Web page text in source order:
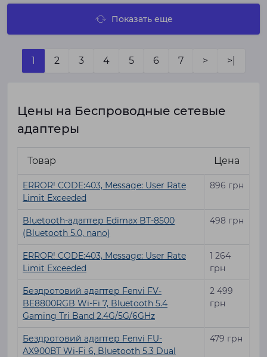
Показать еще
1 2 3 4 5 6 7 > >|
Цены на Беспроводные сетевые
адаптеры
Товар Цена
ERROR! CODE:403, Message: User Rate
Limit Exceeded
896 грн
Bluetooth-адаптер Edimax BT-8500
(Bluetooth 5.0, nano)
498 грн
ERROR! CODE:403, Message: User Rate
Limit Exceeded
1 264
грн
Бездротовий адаптер Fenvi FV-
BE8800RGB Wi-Fi 7, Bluetooth 5.4
Gaming Tri Band 2.4G/5G/6GHz
2 499
грн
Бездротовий адаптер Fenvi FU-
AX900ВT Wi-Fi 6, Bluetooth 5.3 Dual
479 грн